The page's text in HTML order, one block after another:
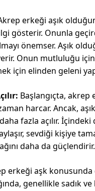
erkeği aşık
gösterir. Onunla
önemser. Aşık
Onun mutluluğu
için elinden geleni
Başlangıçta, akrep
harcar. Ancak,
fazla açılır. İçindeki
sevdiği kişiye
daha da güçlendirir.
erkeği aşk konusunda
genellikle sadık